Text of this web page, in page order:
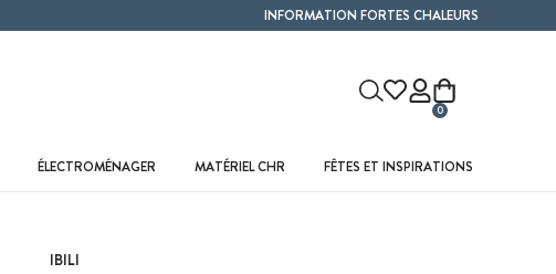
INFORMATION FORTES CHALEURS
0
ÉLECTROMÉNAGER MATÉRIEL CHR FÊTES ET INSPIRATIONS
IBILI